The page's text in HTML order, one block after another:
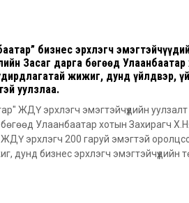
бизнес эрхлэгч
Засаг дарга бөгөөд
жижиг, дунд үйлдвэр,
уулзлаа.
ЖДҮ эрхлэгч эмэгтэйчүүдийн
Улаанбаатар хотын Захирагч
эрхлэгч 200 гаруй эмэгтэй
дунд бизнес эрхлэгч эмэгтэйчүүдийн